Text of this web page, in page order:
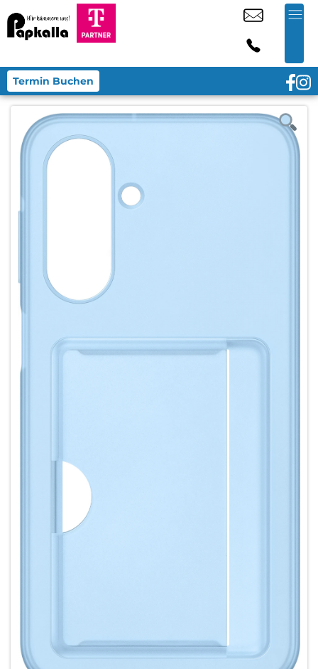
Termin Buchen